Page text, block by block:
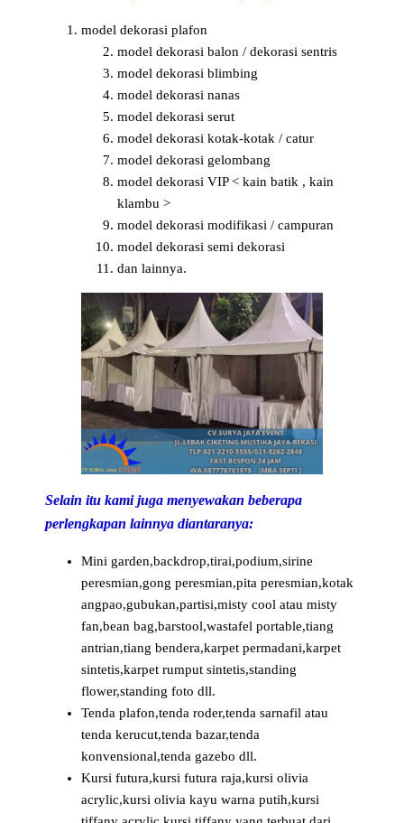
model dekorasi plafon
model dekorasi balon / dekorasi sentris
model dekorasi blimbing
model dekorasi nanas
model dekorasi serut
model dekorasi kotak-kotak / catur
model dekorasi gelombang
model dekorasi VIP < kain batik , kain
klambu >
model dekorasi modifikasi / campuran
model dekorasi semi dekorasi
dan lainnya.
Selain itu kami juga menyewakan beberapa
perlengkapan lainnya diantaranya:
Mini garden,backdrop,tirai,podium,sirine
peresmian,gong peresmian,pita peresmian,kotak
angpao,gubukan,partisi,misty cool atau misty
fan,bean bag,barstool,wastafel portable,tiang
antrian,tiang bendera,karpet permadani,karpet
sintetis,karpet rumput sintetis,standing
flower,standing foto dll.
Tenda plafon,tenda roder,tenda sarnafil atau
tenda kerucut,tenda bazar,tenda
konvensional,tenda gazebo dll.
Kursi futura,kursi futura raja,kursi olivia
acrylic,kursi olivia kayu warna putih,kursi